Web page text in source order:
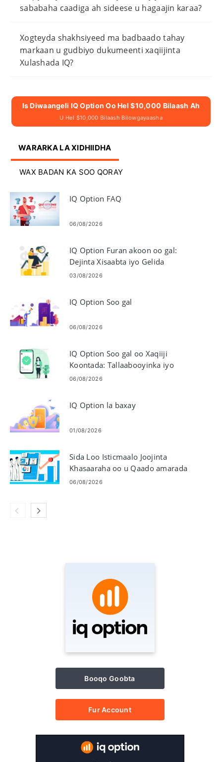
sababaha caadiga ah sideese u hagaajin karaa?
Xogteyda shakhsiyeed ma badbaado tahay
markaan u gudbiyo dukumeenti xaqiijinta
Xulashada IQ?
Is Diwaangeli IQ Option Oo Hel $10,000 Bilaash Ah
U Hel $10,000 Bilaash Bilowgayaasha
WARARKA LA XIDHIIDHA
WAX BADAN KA SOO QORAY
IQ Option FAQ
06/08/2026
IQ Option Furan akoon oo gal:
Dejinta Xisaabta iyo Gelida
03/08/2026
IQ Option Soo gal
06/08/2026
IQ Option Soo gal oo Xaqiiji
Koontada: Tallaabooyinka iyo
Shuruudaha
06/08/2026
IQ Option la baxay
01/08/2026
Sida Loo Isticmaalo Joojinta
Khasaaraha oo u Qaado amarada
Faa'iidada gudaha IQ Option
06/08/2026
Booqo Goobta
Fur Account